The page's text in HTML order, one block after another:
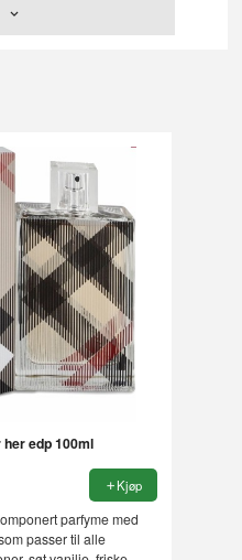
edp 100ml
Kjøp
parfyme med
passer til alle